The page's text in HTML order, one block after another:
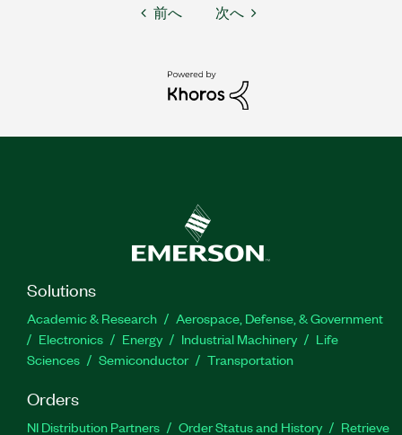
前へ 次へ
Solutions
Academic & Research
Aerospace, Defense, & Government
Electronics
Energy Industrial Machinery
Life
Sciences
Semiconductor Transportation
Orders
NI Distribution Partners Order Status and History
Retrieve